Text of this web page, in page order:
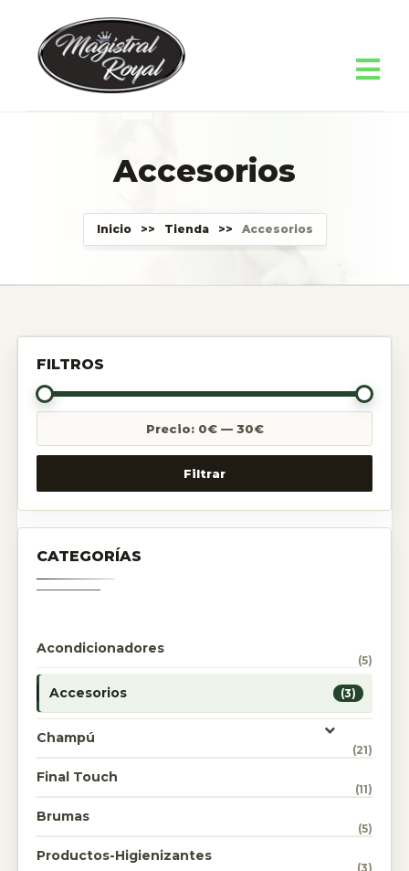
Accesorios
Inicio >> Tienda >> Accesorios
FILTROS
Filtrar
Precio: 0€— 30€
CATEGORÍAS
Acondicionadores
(5)
Accesorios (3)
Champú
(21)
Final Touch
(11)
Brumas
(5)
Productos-Higienizantes
(3)